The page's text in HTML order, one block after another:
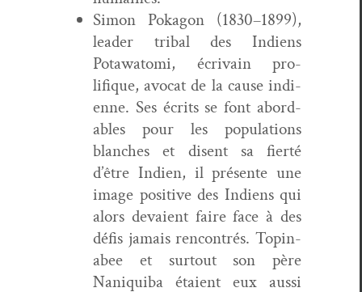
Simon Pok­agon (1830–1899),
leader trib­al des Indi­ens
Potawato­mi, écrivain pro­
lifique, avo­cat de la cause indi­
enne. Ses écrits se font abor­d­
ables pour les pop­u­la­tions
blanch­es et dis­ent sa fierté
d’être Indi­en, il présente une
image pos­i­tive des Indi­ens qui
alors devaient faire face à des
défis jamais ren­con­trés. Top­in­
abee et surtout son père
Naniqui­ba étaient eux aus­si